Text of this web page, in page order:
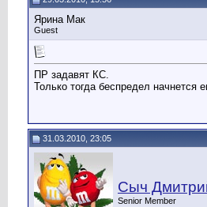
Ярина Мак
Guest
ПР задавят КС.
Только тогда беспредел начнется
31.03.2010, 23:05
Сыч
Senior Member